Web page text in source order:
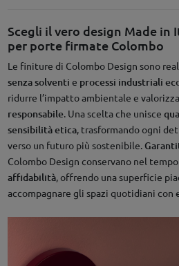
Scegli il vero design Made in
per porte firmate Colombo
Le finiture di Colombo Design sono
senza solventi e processi industriali
ridurre l’impatto ambientale e
responsabile. Una scelta che unisce
sensibilità etica, trasformando ogni
verso un futuro più sostenibile.
Colombo Design conservano nel tempo
affidabilità, offrendo una superficie
accompagnare gli spazi quotidiani con